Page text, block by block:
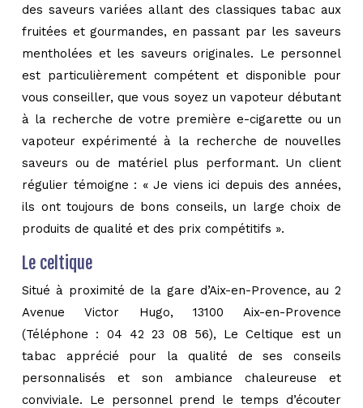
des saveurs variées allant des classiques tabac aux
fruitées et gourmandes, en passant par les saveurs
mentholées et les saveurs originales. Le personnel
est particulièrement compétent et disponible pour
vous conseiller, que vous soyez un vapoteur débutant
à la recherche de votre première e-cigarette ou un
vapoteur expérimenté à la recherche de nouvelles
saveurs ou de matériel plus performant. Un client
régulier témoigne : « Je viens ici depuis des années,
ils ont toujours de bons conseils, un large choix de
produits de qualité et des prix compétitifs ».
Le celtique
Situé à proximité de la gare d’Aix-en-Provence, au 2
Avenue Victor Hugo, 13100 Aix-en-Provence
(Téléphone : 04 42 23 08 56), Le Celtique est un
tabac apprécié pour la qualité de ses conseils
personnalisés et son ambiance chaleureuse et
conviviale. Le personnel prend le temps d’écouter